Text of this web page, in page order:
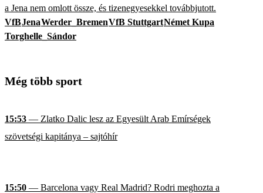
a Jena nem omlott össze, és tizenegyesekkel továbbjutott.
VfBJenaWerder_BremenVfB StuttgartNémet Kupa
Torghelle_Sándor
Még több sport
15:53 — Zlatko Dalic lesz az Egyesült Arab Emírségek
szövetségi kapitánya – sajtóhír
15:50 — Barcelona vagy Real Madrid? Rodri meghozta a